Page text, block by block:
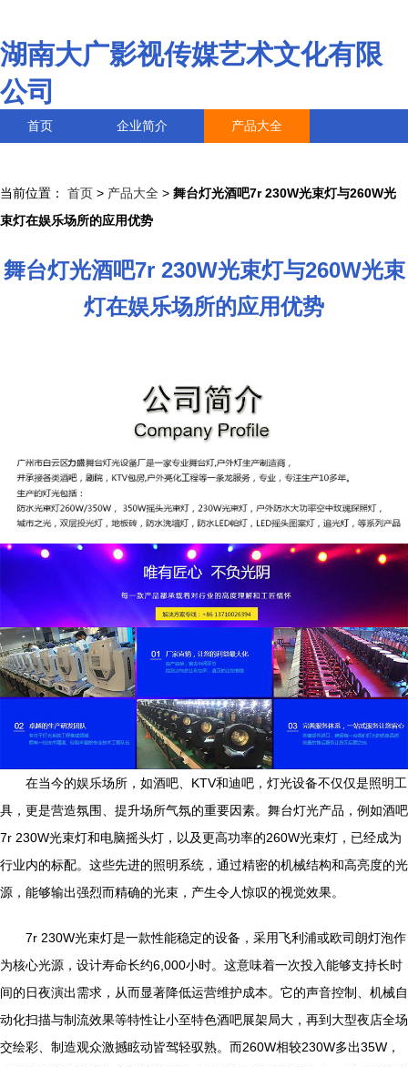
湖南大广影视传媒艺术文化有限
公司
首页 企业简介 产品大全
当前位置： 首页 > 产品大全 > 舞台灯光酒吧7r 230W光束灯与260W光
束灯在娱乐场所的应用优势
舞台灯光酒吧7r 230W光束灯与260W光束
灯在娱乐场所的应用优势
在当今的娱乐场所，如酒吧、KTV和迪吧，灯光设备不仅仅是照明工
具，更是营造氛围、提升场所气氛的重要因素。舞台灯光产品，例如酒吧
7r 230W光束灯和电脑摇头灯，以及更高功率的260W光束灯，已经成为
行业内的标配。这些先进的照明系统，通过精密的机械结构和高亮度的光
源，能够输出强烈而精确的光束，产生令人惊叹的视觉效果。
7r 230W光束灯是一款性能稳定的设备，采用飞利浦或欧司朗灯泡作
为核心光源，设计寿命长约6,000小时。这意味着一次投入能够支持长时
间的日夜演出需求，从而显著降低运营维护成本。它的声音控制、机械自
动化扫描与制流效果等特性让小至特色酒吧展架局大，再到大型夜店全场
交绘彩、制造观众激撼眩动皆驾轻驭熟。而260W相较230W多出35W，